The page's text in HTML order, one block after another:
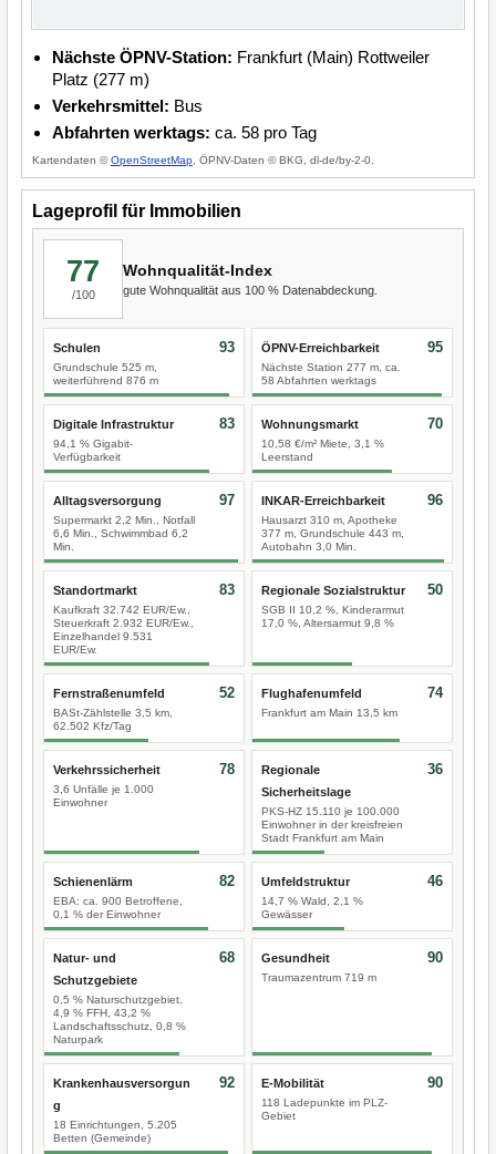
Nächste ÖPNV-Station: Frankfurt (Main) Rottweiler
Platz (277 m)
Verkehrsmittel: Bus
Abfahrten werktags: ca. 58 pro Tag
Kartendaten ©OpenStreetMap , ÖPNV-Daten © BKG, dl-de/by-2-0.
Lageprofil für Immobilien
77
/100
Wohnqualität-Index
gute Wohnqualität aus 100 % Datenabdeckung.
Schulen
Grundschule 525 m,
weiterführend 876 m
93 ÖPNV-Erreichbarkeit
Nächste Station 277 m, ca.
58 Abfahrten werktags
95
Digitale Infrastruktur
94,1 % Gigabit-
Verfügbarkeit
83 Wohnungsmarkt
10,58 €/m² Miete, 3,1 %
Leerstand
70
Alltagsversorgung
Supermarkt 2,2 Min., Notfall
6,6 Min., Schwimmbad 6,2
Min.
97 INKAR-Erreichbarkeit
Hausarzt 310 m, Apotheke
377 m, Grundschule 443 m,
Autobahn 3,0 Min.
96
Standortmarkt
Kaufkraft 32.742 EUR/Ew.,
Steuerkraft 2.932 EUR/Ew.,
Einzelhandel 9.531
EUR/Ew.
83 Regionale Sozialstruktur
SGB II 10,2 %, Kinderarmut
17,0 %, Altersarmut 9,8 %
50
Fernstraßenumfeld
BASt-Zählstelle 3,5 km,
62.502 Kfz/Tag
52 Flughafenumfeld
Frankfurt am Main 13,5 km
74
Verkehrssicherheit
3,6 Unfälle je 1.000
Einwohner
78
Regionale
Sicherheitslage
PKS-HZ 15.110 je 100.000
Einwohner in der kreisfreien
Stadt Frankfurt am Main
36
Schienenlärm
EBA: ca. 900 Betroffene,
0,1 % der Einwohner
82 Umfeldstruktur
14,7 % Wald, 2,1 %
Gewässer
46
Natur- und
Schutzgebiete
0,5 % Naturschutzgebiet,
4,9 % FFH, 43,2 %
Landschaftsschutz, 0,8 %
Naturpark
68 Gesundheit
Traumazentrum 719 m
90
Krankenhausversorgun
g
18 Einrichtungen, 5.205
Betten (Gemeinde)
92 E-Mobilität
118 Ladepunkte im PLZ-
Gebiet
90